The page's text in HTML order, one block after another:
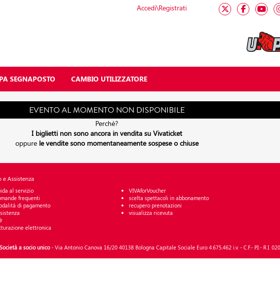
Accedi\Registrati
SEGNAPOSTO CAMBIO UTILIZZATORE
EVENTO AL MOMENTO NON DISPONIBILE
Perchè?
I biglietti non sono ancora in vendita su Vivaticket
oppure le vendite sono momentaneamente sospese o chiuse
e Assistenza
al servizio
frequenti
di pagamento
elettronica
VIVAforVoucher
scelta spettacoli in abbonamento
recupero prenotazioni
visualizza ricevuta
Società a socio unico- Via Antonio Canova 16/20 40138 Bologna Capitale Sociale Euro 4.675.462 i.v. - C.F.- P.I.- R.I.